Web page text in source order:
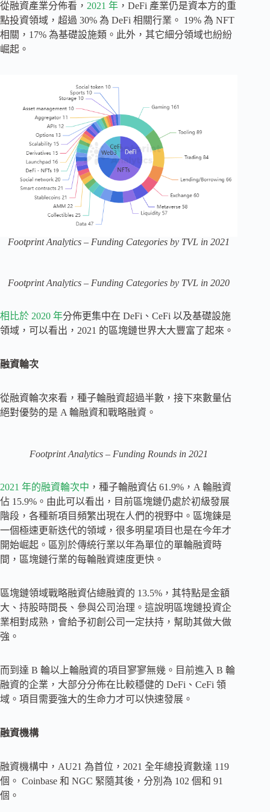
從融資產業分佈看， 2021 年 ，DeFi 產業仍是資本方的重
點投資領域，超過 30% 為 DeFi 相關行業。 19% 為 NFT
相關，17% 為基礎設施類。此外，其它細分領域也紛紛
崛起。
Footprint Analytics – Funding Categories by TVL in 2021
Footprint Analytics – Funding Categories by TVL in 2020
相比於 2020 年分佈更集中在 DeFi、CeFi 以及基礎設施
領域，可以看出，2021 的區塊鏈世界大大豐富了起來。
融資輪次
從融資輪次來看，種子輪融資超過半數，接下來數量佔
絕對優勢的是 A 輪融資和戰略融資。
Footprint Analytics – Funding Rounds in 2021
2021 年的融資輪次中 ，種子輪融資佔 61.9%，A 輪融資
佔 15.9%。由此可以看出，目前區塊鏈仍處於初級發展
階段，各種新項目頻繁出現在人們的視野中。區塊鍊是
一個極速更新迭代的領域，很多明星項目也是在今年才
開始崛起。區別於傳統行業以年為單位的單輪融資時
間，區塊鏈行業的每輪融資速度更快。
區塊鏈領域戰略融資佔總融資的 13.5%，其特點是金額
大、持股時間長、參與公司治理。這說明區塊鏈投資企
業相對成熟，會給予初創公司一定扶持，幫助其做大做
強。
而到達 B 輪以上輪融資的項目寥寥無幾。目前進入 B 輪
融資的企業，大部分分佈在比較穩健的 DeFi、CeFi 領
域。項目需要強大的生命力才可以快速發展。
融資機構
融資機構中，AU21 為首位，2021 全年總投資數達 119
個。 Coinbase 和 NGC 緊隨其後，分別為 102 個和 91
個。